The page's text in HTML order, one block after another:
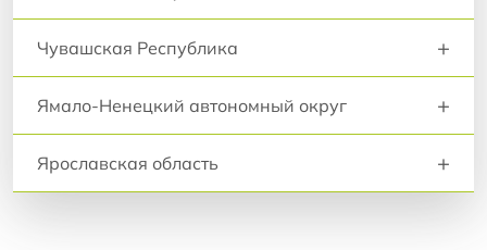
Чувашская Республика +
Ямало-Ненецкий автономный округ +
Ярославская область +